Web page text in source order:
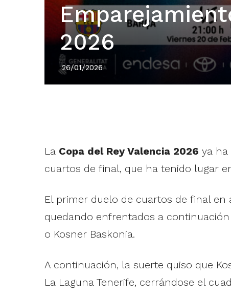
2026
26/01/2026
La Copa del Rey Valencia 2026 ya
cuartos de final, que ha tenido lugar
El primer duelo de cuartos de final en
quedando enfrentados a
o Kosner Baskonia.
A continuación, la suerte quiso que
La Laguna Tenerife, cerrándose el